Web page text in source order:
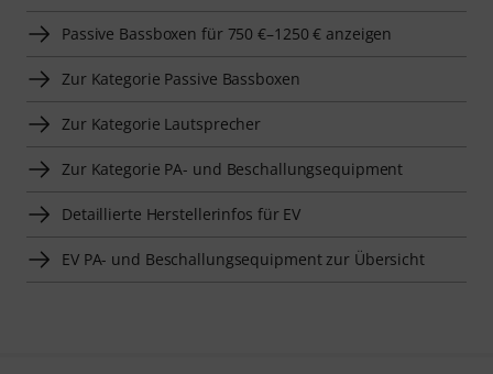
Passive Bassboxen für 750 €–1250 € anzeigen
Zur Kategorie Passive Bassboxen
Zur Kategorie Lautsprecher
Zur Kategorie PA- und Beschallungsequipment
Detaillierte Herstellerinfos für EV
EV PA- und Beschallungsequipment zur Übersicht